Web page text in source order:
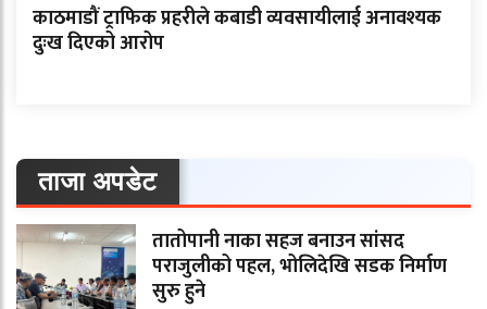
काठमाडौं ट्राफिक प्रहरीले कबाडी व्यवसायीलाई अनावश्यक
दुःख दिएको आरोप
ताजा अपडेट
तातोपानी नाका सहज बनाउन सांसद
पराजुलीको पहल, भोलिदेखि सडक निर्माण
सुरु हुने